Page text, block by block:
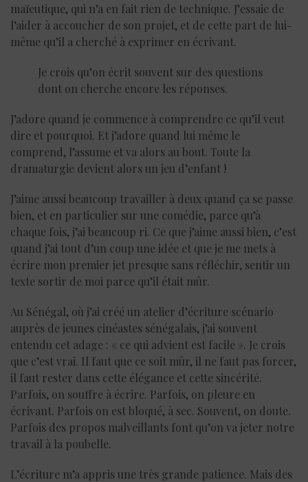
maïeutique, qui n’a en fait rien de technique. J’essaie de
l’aider à accoucher de son projet, et de cette part de lui-
même qu’il a cherché à exprimer en écrivant.
Je crois qu’on écrit souvent sur des questions
dont on cherche encore les réponses.
J’adore quand je commence à comprendre ce qu’il veut
dire et pourquoi. Et j’adore quand lui même le
comprend, l’assume et va alors au bout. Toute la
dramaturgie devient alors un jeu d’enfant !
J’aime aussi beaucoup travailler à deux quand ça se passe
bien, et en particulier sur une comédie, parce qu’à
chaque fois, j’ai beaucoup ri. Ce que j’aime aussi bien, c’est
quand j’ai tout d’un coup une idée et que je me mets à
écrire mon premier jet presque sans réfléchir, sentir un
texte sortir de moi parce qu’il était mûr.
Au Sénégal, où j’ai créé un atelier d’écriture scénario
auprès de jeunes cinéastes sénégalais, j’ai souvent
entendu cet adage : « ce qui advient est facile ». Je crois
que c’est vrai. Il faut que ce soit mûr, il ne faut pas forcer,
il faut rester dans cette élégance et cette sincérité.
Parfois, on souffre à écrire. Parfois, on pleure en
écrivant. Parfois on est bloqué, à sec. Souvent, on doute.
Parfois des propos malveillants font qu’on va jeter notre
travail à la poubelle.
L’écriture m’a appris une très grande patience. Mais des